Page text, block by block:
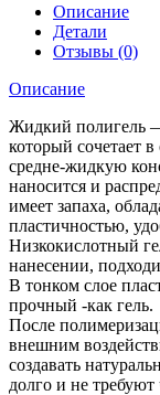
Описание
Детали
Отзывы (0)
Описание
Жидкий полигель
который сочетает
средне-жидкую
наносится и
имеет запаха,
пластичностью,
Низкокислотный
нанесении,
В тонком слое
прочный -как гель.
После
внешним
создавать
долго и не требуют